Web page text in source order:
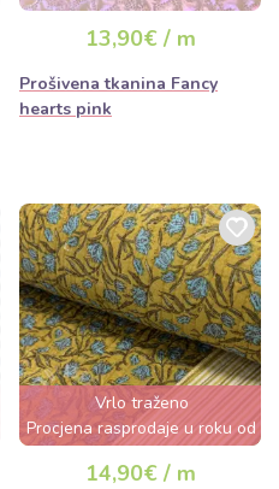
13,90€ / m
Prošivena tkanina Fancy
hearts pink
Vrlo traženo
Procjena rasprodaje u roku od
nekoliko sati
14,90€ / m